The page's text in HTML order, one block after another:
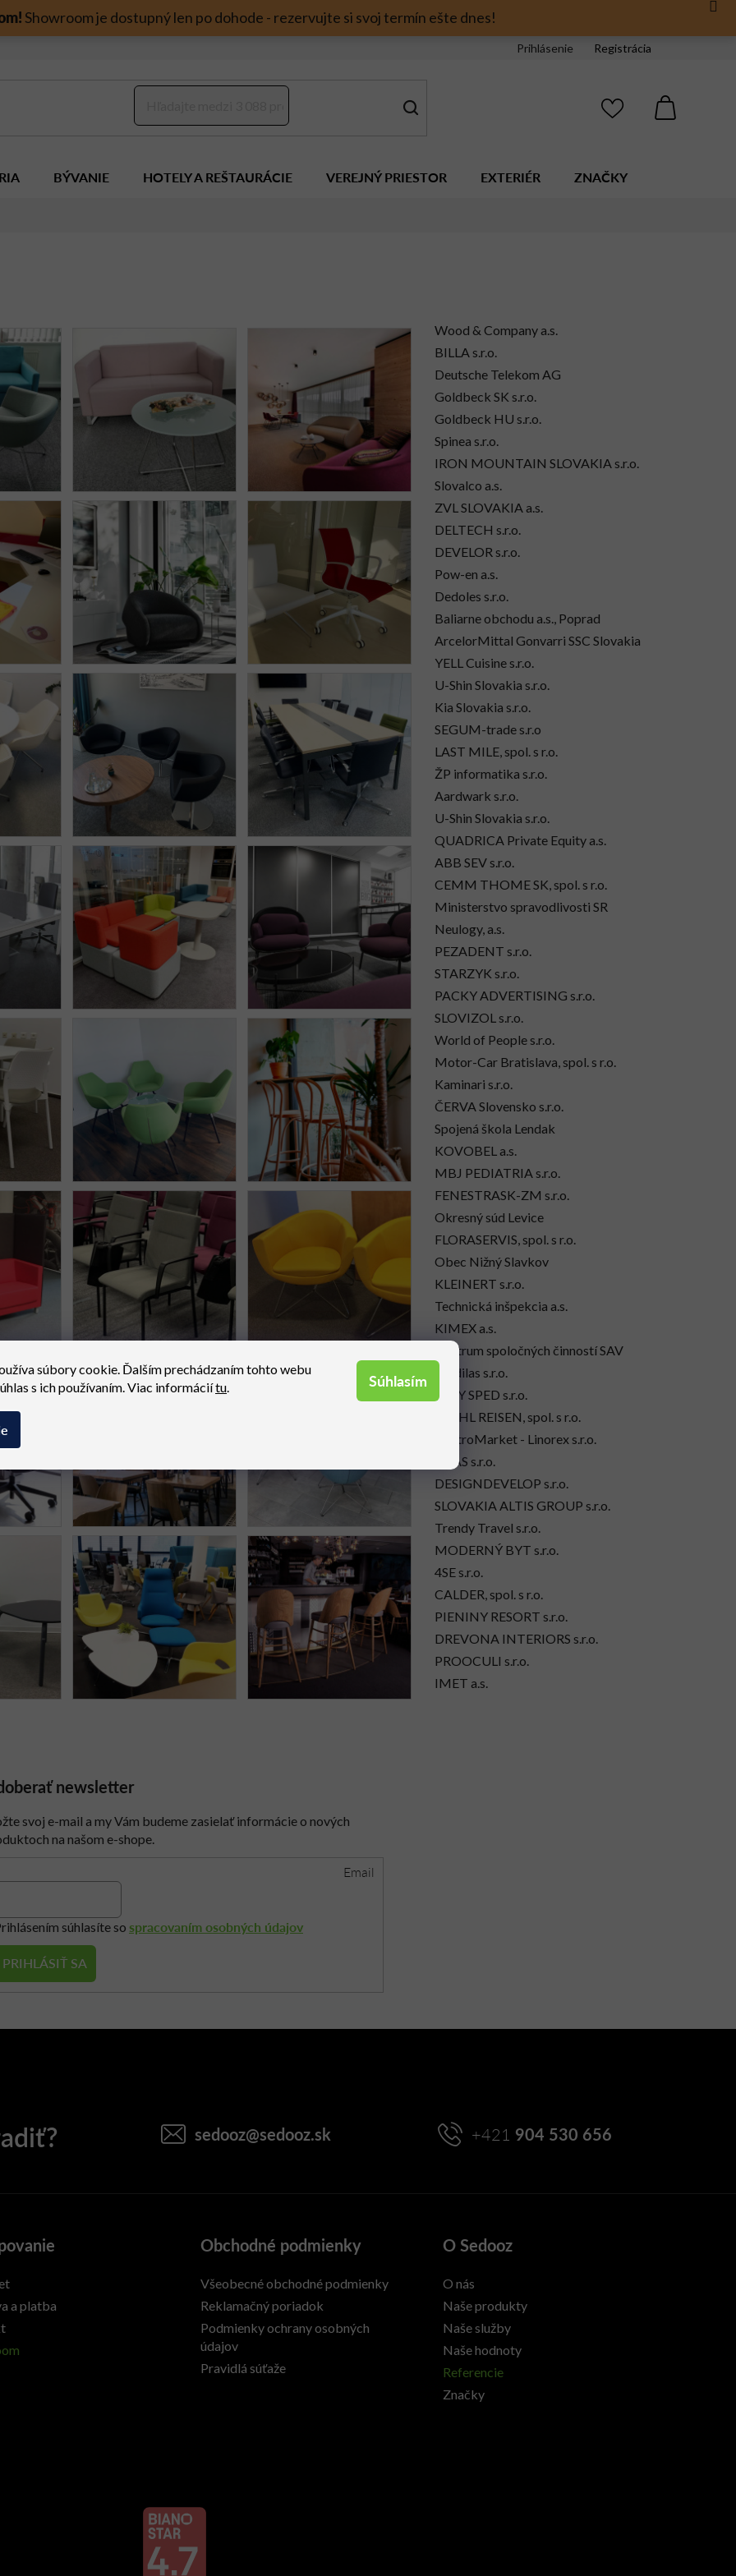
súbory cookie. Ďalším prechádzaním tohto webu
s ich používaním. Viac informáciítu Súhlasím
Showroom je dostupný len po dohode - rezervujte si svoj termín ešte dnes!
Prihlásenie Registrácia
BÝVANIE HOTELY A REŠTAURÁCIE VEREJNÝ PRIESTOR EXTERIÉR ZNAČKY
Wood & Company a.s.
BILLA s.r.o.
Deutsche Telekom AG
Goldbeck SK s.r.o.
Goldbeck HU s.r.o.
Spinea s.r.o.
IRON MOUNTAIN SLOVAKIA s.r.o.
Slovalco a.s.
ZVL SLOVAKIA a.s.
DELTECH s.r.o.
DEVELOR s.r.o.
Pow-en a.s.
Dedoles s.r.o.
Baliarne obchodu a.s., Poprad
ArcelorMittal Gonvarri SSC Slovakia
YELL Cuisine s.r.o.
U-Shin Slovakia s.r.o.
Kia Slovakia s.r.o.
SEGUM-trade s.r.o
LAST MILE, spol. s r.o.
ŽP informatika s.r.o.
Aardwark s.r.o.
U-Shin Slovakia s.r.o.
QUADRICA Private Equity a.s.
ABB SEV s.r.o.
CEMM THOME SK, spol. s r.o.
Ministerstvo spravodlivosti SR
Neulogy, a.s.
PEZADENT s.r.o.
STARZYK s.r.o.
PACKY ADVERTISING s.r.o.
SLOVIZOL s.r.o.
World of People s.r.o.
Motor-Car Bratislava, spol. s r.o.
Kaminari s.r.o.
ČERVA Slovensko s.r.o.
Spojená škola Lendak
KOVOBEL a.s.
MBJ PEDIATRIA s.r.o.
FENESTRASK-ZM s.r.o.
Okresný súd Levice
FLORASERVIS, spol. s r.o.
Obec Nižný Slavkov
KLEINERT s.r.o.
Technická inšpekcia a.s.
KIMEX a.s.
Centrum spoločných činností SAV
Medilas s.r.o.
EASY SPED s.r.o.
STAHL REISEN, spol. s r.o.
GastroMarket - Linorex s.r.o.
BAAS s.r.o.
DESIGNDEVELOP s.r.o.
SLOVAKIA ALTIS GROUP s.r.o.
Trendy Travel s.r.o.
MODERNÝ BYT s.r.o.
4SE s.r.o.
CALDER, spol. s r.o.
PIENINY RESORT s.r.o.
DREVONA INTERIORS s.r.o.
PROOCULI s.r.o.
IMET a.s.
newsletter
svoj e-mail a my Vám budeme zasielať informácie o nových
na našom e-shope.
Email
súhlasíte so spracovaním osobných údajov
PRIHLÁSIŤ SA
sedooz@sedooz.sk +421 904 530 656
a platba
Obchodné podmienky
Všeobecné obchodné podmienky
Reklamačný poriadok
Podmienky ochrany osobných
údajov
Pravidlá súťaže
O Sedooz
O nás
Naše produkty
Naše služby
Naše hodnoty
Referencie
Značky